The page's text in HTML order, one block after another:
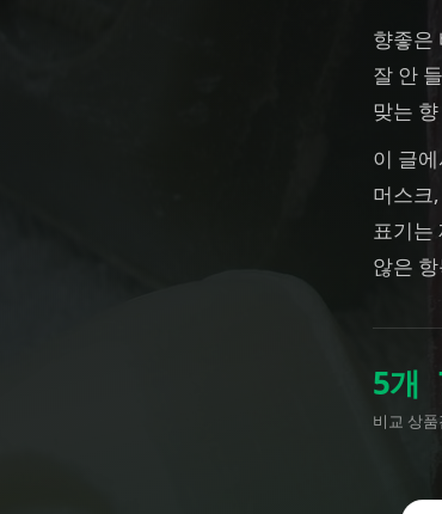
향좋은
잘 안
맞는
이 글
머스크
표기는
않은
5개
비교 상품